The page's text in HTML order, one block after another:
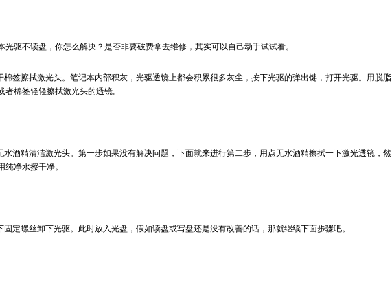
光驱不读盘，你怎么解决？是否非要破费拿去维修，其实可以自己动手试试看。
棉签擦拭激光头。笔记本内部积灰，光驱透镜上都会积累很多灰尘，按下光驱的弹出键，打开光驱。用脱脂
者棉签轻轻擦拭激光头的透镜。
水酒精清洁激光头。第一步如果没有解决问题，下面就来进行第二步，用点无水酒精擦拭一下激光透镜，然
纯净水擦干净。
固定螺丝卸下光驱。此时放入光盘，假如读盘或写盘还是没有改善的话，那就继续下面步骤吧。